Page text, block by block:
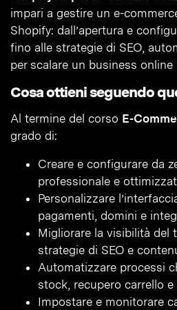
impari a gestire un e-
Shopify: dall’apertura e
fino alle strategie di SEO,
per scalare un business
Cosa ottieni seguendo
Al termine del corso E-
grado di:
Creare e configurare da
professionale e
Personalizzare
pagamenti, domini e
Migliorare la visibilità del
strategie di SEO e
Automatizzare processi
stock, recupero carrello
Impostare e monitorare